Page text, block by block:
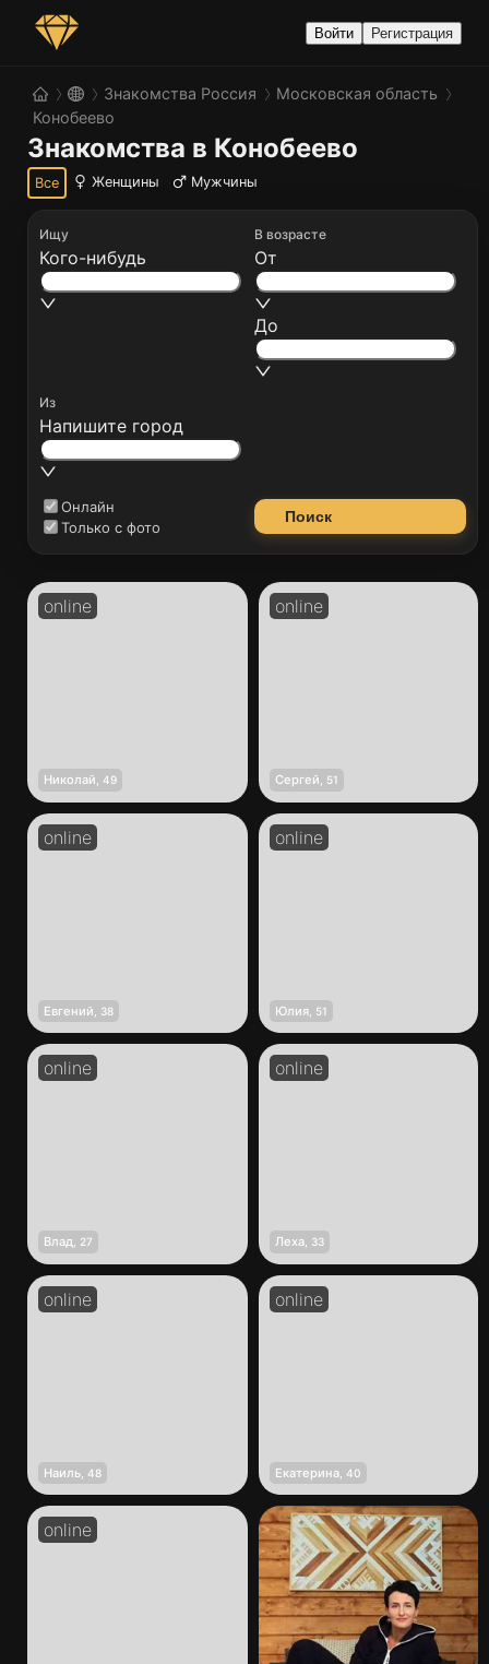
Войти Регистрация
Знакомства Россия
Московская область
Конобеево
Знакомства в Конобеево
Все Женщины Мужчины
Ищу
Кого-нибудь
Из
Напишите город
В возрасте
От
До
Онлайн
Только с фото
Поиск
Николай 49 Сергей 51
Евгений 38 Юлия, 51
Влад 27 Леха, 33
Наиль 48 Екатерина, 40